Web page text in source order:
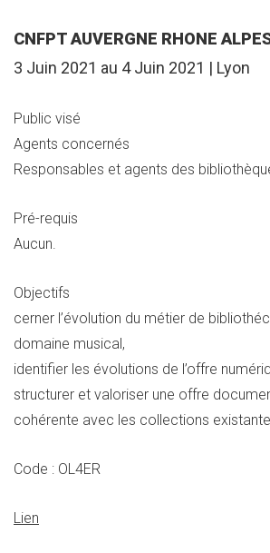
CNFPT AUVERGNE RHONE
3 Juin 2021 au 4 Juin 2021 | Lyon
Public visé
Agents concernés
Responsables et agents des
Pré-requis
Aucun.
Objectifs
cerner l’évolution du métier de
domaine musical,
identifier les évolutions de l’offre
structurer et valoriser une offre
cohérente avec les collections
Code : OL4ER
Lien